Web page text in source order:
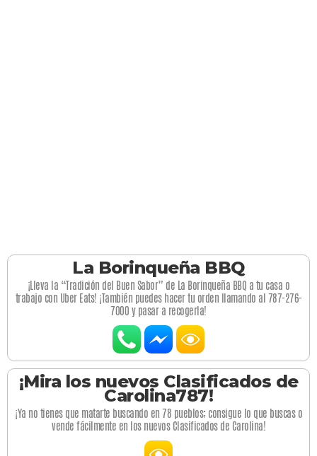
La Borinqueña BBQ
¡Lleva la “Tradición del Buen Sabor” de La Borinqueña BBQ a tu casa o
trabajo con Uber Eats! ¡También puedes hacer tu orden llamando al 787-276-
7000 y pasar a recogerla!
¡Mira los nuevos Clasificados de
Carolina787!
¡Ya no tienes que matarte buscando en 78 pueblos; consigue lo que buscas o
vende fácilmente en los nuevos Clasificados de Carolina!